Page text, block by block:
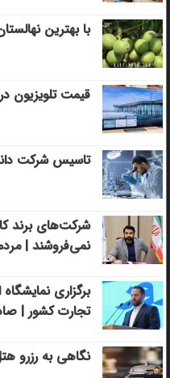
با بهترین
قیمت تلویزیون در ۱۴۰۲
تاسیس شرکت
شرکت‌های برند
نمی‌فروشند |
برگزاری
تجارت کشور |
نگاهی به رزرو